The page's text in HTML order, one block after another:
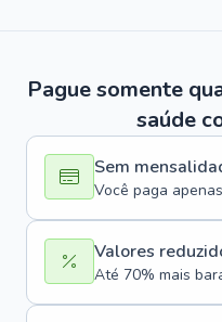
Pague somente
saúde
Sem
Você paga
Valores
Até 70% mais